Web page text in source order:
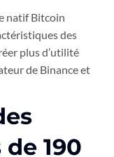
natif Bitcoin
des
plus d’utilité
de Binance et
190